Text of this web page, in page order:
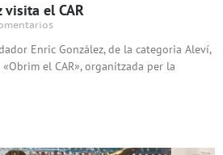
visita el CAR
Enric González, de la categoria Aleví,
el CAR», organitzada per la